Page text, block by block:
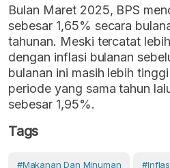
Bulan Maret 2025, BPS
sebesar 1,65% secara
tahunan. Meski tercatat
dengan inflasi bulanan
bulanan ini masih lebih
periode yang sama tahun
sebesar 1,95%.
Tags
#makanan Dan Minuman